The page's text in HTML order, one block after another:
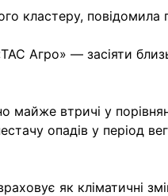
кластеру, повідомила
Агро» — засіяти
втричі у
опадів у період
як кліматичні